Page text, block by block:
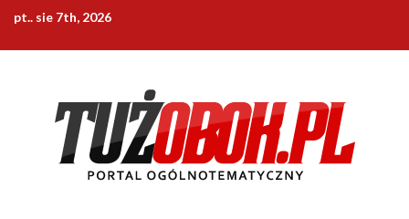
Skip
content
pt.. sie 7th, 2026